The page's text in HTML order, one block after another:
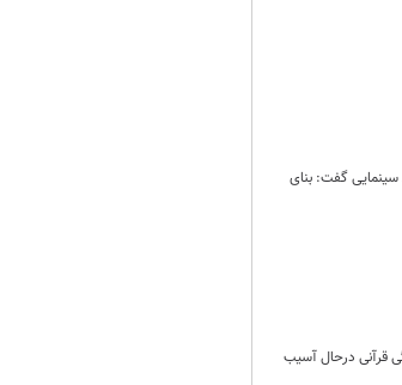
گفت: بنای
قرآنی درحال آسیب